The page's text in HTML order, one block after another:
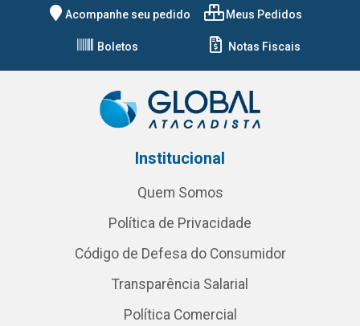
Acompanhe seu pedido Meus Pedidos
Boletos Notas Fiscais
Institucional
Quem Somos
Política de Privacidade
Código de Defesa do Consumidor
Transparência Salarial
Política Comercial